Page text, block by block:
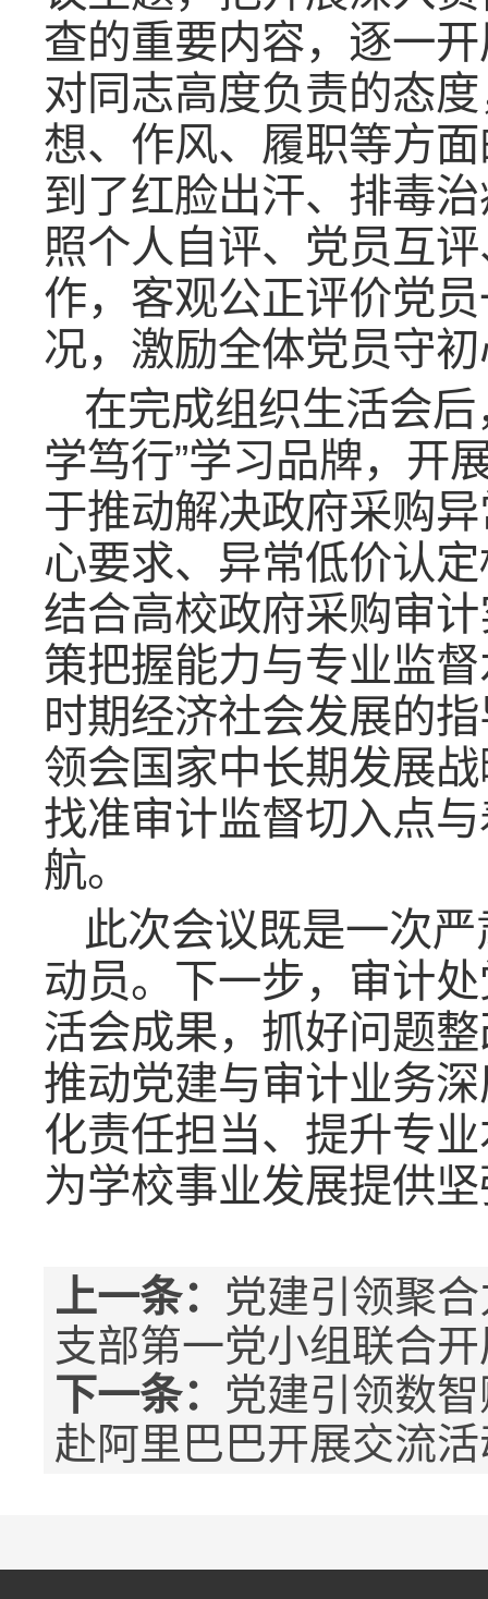
查的重要内容，逐一
对同志高度负责的态
想、作风、履职等方
到了红脸出汗、排毒
照个人自评、党员互
作，客观公正评价党
况，激励全体党员守
在完成组织生活会
学笃行”学习品牌，开
于推动解决政府采购
心要求、异常低价认
结合高校政府采购审
策把握能力与专业监
时期经济社会发展的
领会国家中长期发展
找准审计监督切入点
航。
此次会议既是一次
动员。下一步，审计
活会成果，抓好问题
推动党建与审计业务
化责任担当、提升专
为学校事业发展提供
上一条： 党建引领聚
支部第一党小组联合
下一条： 党建引领数
赴阿里巴巴开展交流